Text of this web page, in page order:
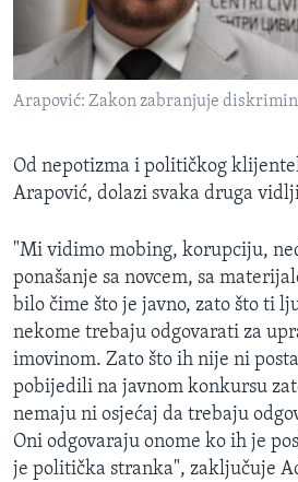
Arapović: Zakon zabranjuje
Od nepotizma i političkog
Arapović, dolazi svaka druga
"Mi vidimo mobing, korupciju,
ponašanje sa novcem, sa
bilo čime što je javno, zato što ti
nekome trebaju odgovarati za
imovinom. Zato što ih nije ni
pobijedili na javnom konkursu
nemaju ni osjećaj da trebaju
Oni odgovaraju onome ko ih je
je politička stranka", zaključuje